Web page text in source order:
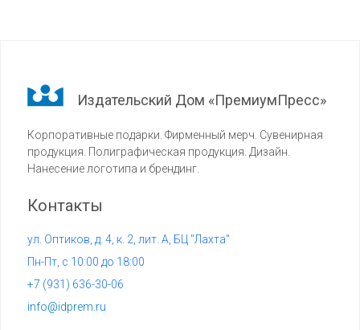
Издательский Дом «ПремиумПресс»
Корпоративные подарки. Фирменный мерч. Сувенирная
продукция. Полиграфическая продукция. Дизайн.
Нанесение логотипа и брендинг.
info@idprem.ru
Контакты
+7 (931) 636-30-06
ул. Оптиков, д. 4, к. 2, лит. А, БЦ "Лахта"
Пн-Пт, с 10:00 до 18:00